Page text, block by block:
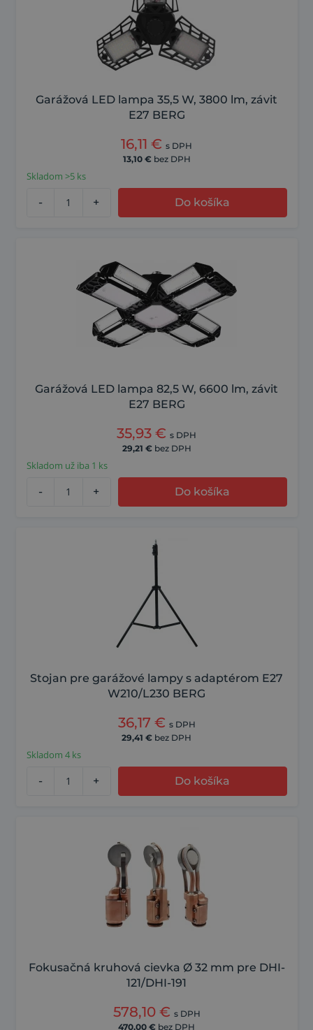
Garážová LED lampa 35,5 W, 3800 lm, závit
E27 BERG
16,11 € s DPH
13,10 € bez DPH
Skladom >5 ks
- + Do košíka
Garážová LED lampa 82,5 W, 6600 lm, závit
E27 BERG
35,93 € s DPH
29,21 € bez DPH
Skladom už iba 1 ks
- + Do košíka
Stojan pre garážové lampy s adaptérom E27
W210/L230 BERG
36,17 € s DPH
29,41 € bez DPH
Skladom 4 ks
- + Do košíka
Fokusačná kruhová cievka Ø 32 mm pre DHI-
121/DHI-191
578,10 € s DPH
470,00 € bez DPH